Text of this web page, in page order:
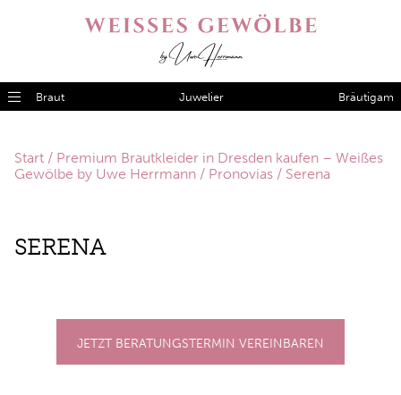
Braut Juwelier Bräutigam
Start / Premium Brautkleider in Dresden kaufen – Weißes
Gewölbe by Uwe Herrmann / Pronovias / Serena
SE­RE­NA
JETZT BERATUNGSTERMIN VEREINBAREN